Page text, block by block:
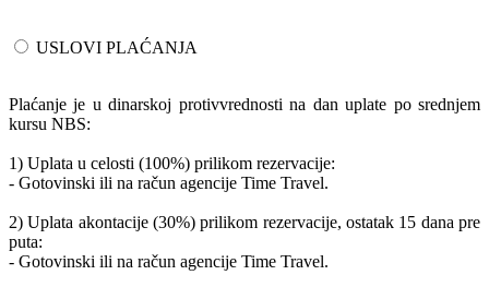
USLOVI PLAĆANJA
Plaćanje je u dinarskoj protivvrednosti na dan uplate po srednjem
kursu NBS:
1) Uplata u celosti (100%) prilikom rezervacije:
- Gotovinski ili na račun agencije Time Travel.
2) Uplata akontacije (30%) prilikom rezervacije, ostatak 15 dana pre
puta:
- Gotovinski ili na račun agencije Time Travel.